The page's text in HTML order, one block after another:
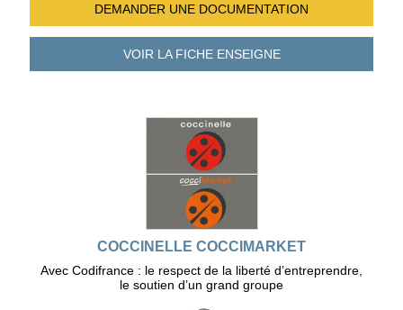
DEMANDER UNE DOCUMENTATION
VOIR LA FICHEENSEIGNE
COCCINELLE COCCIMARKET
Avec Codifrance : le respect de la liberté d’entreprendre,
le soutien d’un grand groupe